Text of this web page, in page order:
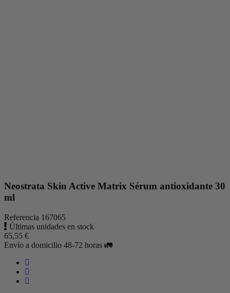
Neostrata Skin Active Matrix Sérum antioxidante 30
ml
Referencia 167065
Últimas unidades en stock
65,55 €
Envío a domicilio 48-72 horas 🚛